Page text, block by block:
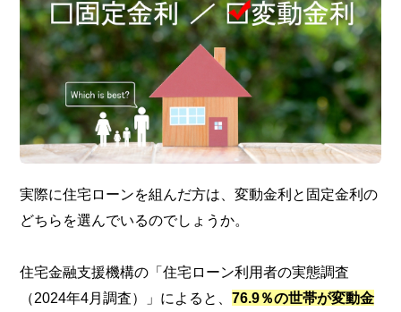
実際に住宅ローンを組んだ方は、変動金利と固定金利の
どちらを選んでいるのでしょうか。
住宅金融支援機構の「住宅ローン利用者の実態調査
（2024年4月調査）」によると、76.9％の世帯が変動金